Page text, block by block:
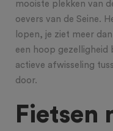
mooiste plekken van
oevers van de Seine.
lopen, je ziet meer
een hoop gezelligheid
actieve afwisseling
door.
Fietsen